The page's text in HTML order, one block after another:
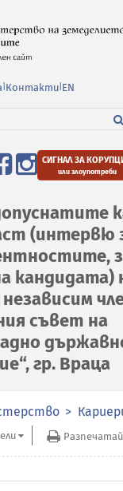
Контакти EN
СИГНАЛ ЗА
или злоупотреби
(интервю
кандидата)
съвет на
гр. Враца
Разпечатай